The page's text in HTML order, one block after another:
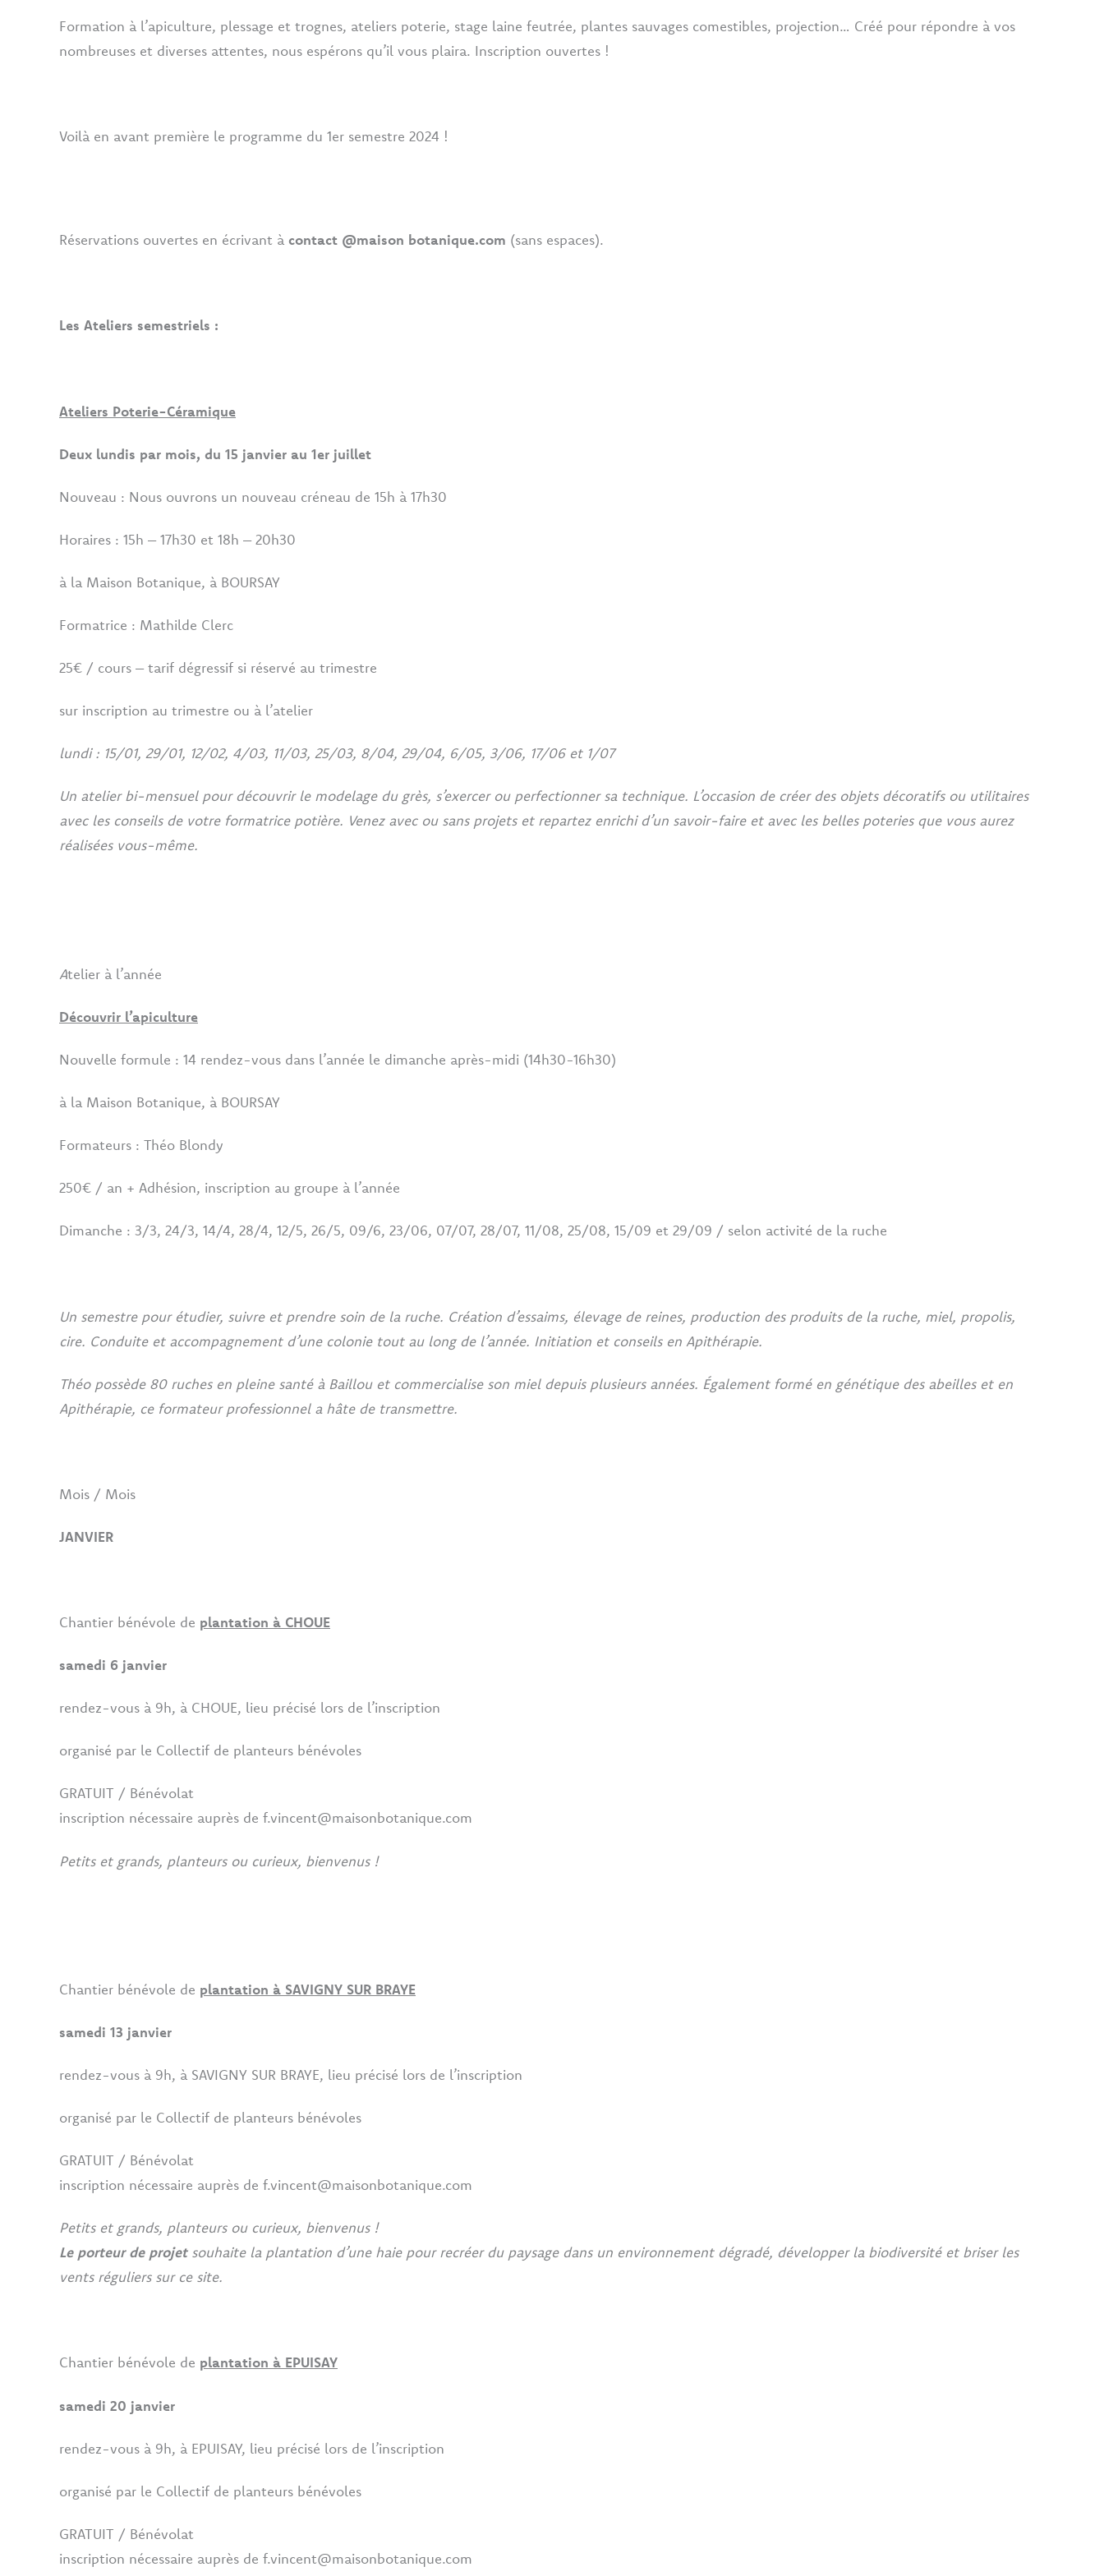
Formation à l’apiculture, plessage et trognes, ateliers poterie, stage laine feutrée, plantes sauvages comestibles, projection… Créé pour répondre à vos
nombreuses et diverses attentes, nous espérons qu’il vous plaira. Inscription ouvertes !
Voilà en avant première le programme du 1er semestre 2024 !
Réservations ouvertes en écrivant à contact @maison botanique.com (sans espaces).
Les Ateliers semestriels :
Ateliers Poterie-Céramique
Deux lundis par mois, du 15 janvier au 1er juillet
Nouveau : Nous ouvrons un nouveau créneau de 15h à 17h30
Horaires : 15h – 17h30 et 18h – 20h30
à la Maison Botanique, à BOURSAY
Formatrice : Mathilde Clerc
25€ / cours – tarif dégressif si réservé au trimestre
sur inscription au trimestre ou à l’atelier
lundi : 15/01, 29/01, 12/02, 4/03, 11/03, 25/03, 8/04, 29/04, 6/05, 3/06, 17/06 et 1/07
Un atelier bi-mensuel pour découvrir le modelage du grès, s’exercer ou perfectionner sa technique. L’occasion de créer des objets décoratifs ou utilitaires
avec les conseils de votre formatrice potière. Venez avec ou sans projets et repartez enrichi d’un savoir-faire et avec les belles poteries que vous aurez
réalisées vous-même.
Atelier à l’année
Découvrir l’apiculture
Nouvelle formule : 14 rendez-vous dans l’année le dimanche après-midi (14h30-16h30)
à la Maison Botanique, à BOURSAY
Formateurs : Théo Blondy
250€ / an + Adhésion, inscription au groupe à l’année
Dimanche : 3/3, 24/3, 14/4, 28/4, 12/5, 26/5, 09/6, 23/06, 07/07, 28/07, 11/08, 25/08, 15/09 et 29/09 / selon activité de la ruche
Un semestre pour étudier, suivre et prendre soin de la ruche. Création d’essaims, élevage de reines, production des produits de la ruche, miel, propolis,
cire. Conduite et accompagnement d’une colonie tout au long de l’année. Initiation et conseils en Apithérapie.
Théo possède 80 ruches en pleine santé à Baillou et commercialise son miel depuis plusieurs années. Également formé en génétique des abeilles et en
Apithérapie, ce formateur professionnel a hâte de transmettre.
Mois / Mois
JANVIER
Chantier bénévole de plantation à CHOUE
samedi 6 janvier
rendez-vous à 9h, à CHOUE, lieu précisé lors de l’inscription
organisé par le Collectif de planteurs bénévoles
GRATUIT / Bénévolat
inscription nécessaire auprès de f.vincent@maisonbotanique.com
Petits et grands, planteurs ou curieux, bienvenus !
Chantier bénévole de plantation à SAVIGNY SUR BRAYE
samedi 13 janvier
rendez-vous à 9h, à SAVIGNY SUR BRAYE, lieu précisé lors de l’inscription
organisé par le Collectif de planteurs bénévoles
GRATUIT / Bénévolat
inscription nécessaire auprès de f.vincent@maisonbotanique.com
Petits et grands, planteurs ou curieux, bienvenus !
Le porteur de projet souhaite la plantation d’une haie pour recréer du paysage dans un environnement dégradé, développer la biodiversité et briser les
vents réguliers sur ce site.
Chantier bénévole de plantation à EPUISAY
samedi 20 janvier
rendez-vous à 9h, à EPUISAY, lieu précisé lors de l’inscription
organisé par le Collectif de planteurs bénévoles
GRATUIT / Bénévolat
inscription nécessaire auprès de f.vincent@maisonbotanique.com